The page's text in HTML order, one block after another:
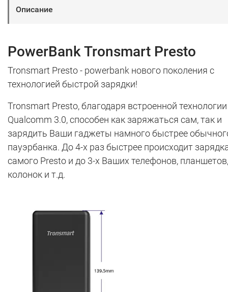
Описание
PowerBank Tronsmart Presto
Tronsmart Presto - powerbank нового поколения с
технологией быстрой зарядки!
Tronsmart Presto, благодаря встроенной технологии
Qualcomm 3.0, способен как заряжаться сам, так и
зарядить Ваши гаджеты намного быстрее
пауэрбанка. До 4-х раз быстрее происходит
самого Presto и до 3-х Ваших телефонов, планшетов,
колонок и т.д.